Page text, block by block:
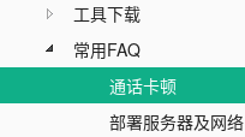
工具下载
常用FAQ
通话卡顿
部署服务器及网络